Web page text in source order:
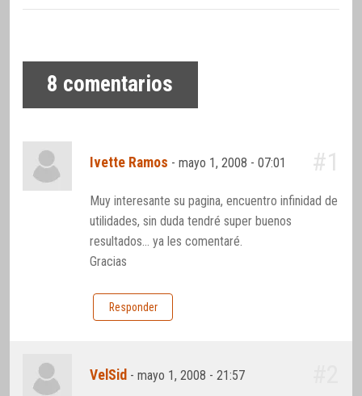
8 comentarios
Ivette Ramos -mayo 1, 2008 - 07:01 #1
Muy interesante su pagina, encuentro infinidad de
utilidades, sin duda tendré super buenos
resultados… ya les comentaré.
Gracias
Responder
VelSid -mayo 1, 2008 - 21:57